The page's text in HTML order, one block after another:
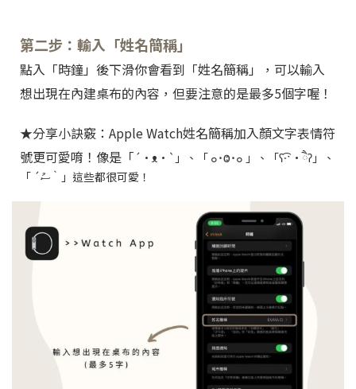
第二步：輸入「姓名簡稱」
點入「時鐘」後下滑你會看到「姓名簡稱」，可以輸入
想出現在內建桌布的內容，但要注意的是最多5個字喔！
★分享小訣竅：Apple Watch姓名簡稱加入顏文字表情符
號更可愛唷！像是「 ´•ᴥ•`」、「 ๐˙Ⱉ˙๐ 」、「ʕ·͡ˑ·ཻʔ」、
「 ´ސު ｀ 」這些都很可愛！